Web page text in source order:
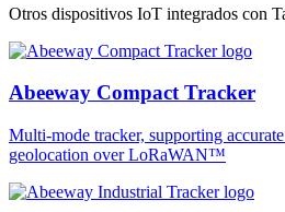
Otros dispositivos IoT integrados con
Abeeway Compact Tracker
Multi-mode tracker, supporting
geolocation over LoRaWAN™